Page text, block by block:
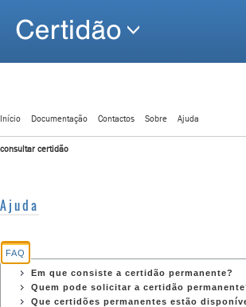
Início Documentação Contactos Sobre Ajuda
consultar certidão
Ajuda
FAQ
Em que consiste a certidão permanente?
Quem pode solicitar a certidão
Que certidões permanentes estão